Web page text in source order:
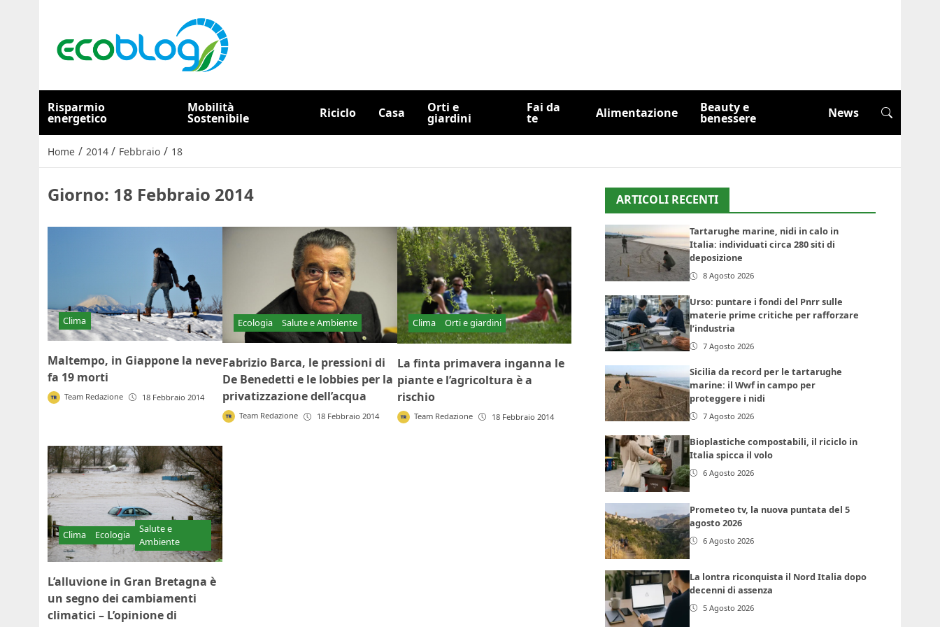
Risparmio
energetico
Mobilità
Sostenibile Riciclo Casa Orti e
giardini
Fai da
te Alimentazione Beauty e
benessere News
Home / 2014 / Febbraio / 18
Giorno: 18 Febbraio 2014
Clima
Maltempo, in Giappone la neve
fa 19 morti
Team Redazione 18 Febbraio 2014
Ecologia Salute e Ambiente
Fabrizio Barca, le pressioni di
De Benedetti e le lobbies per la
privatizzazione dell’acqua
Team Redazione 18 Febbraio 2014
Clima Orti e giardini
La finta primavera inganna le
piante e l’agricoltura è a
rischio
Team Redazione 18 Febbraio 2014
Clima Ecologia
Salute e
Ambiente
L’alluvione in Gran Bretagna è
un segno dei cambiamenti
climatici – L’opinione di
ARTICOLI RECENTI
Tartarughe marine, nidi in calo in
Italia: individuati circa 280 siti di
deposizione
8 Agosto 2026
Urso: puntare i fondi del Pnrr sulle
materie prime critiche per rafforzare
l’industria
7 Agosto 2026
Sicilia da record per le tartarughe
marine: il Wwf in campo per
proteggere i nidi
7 Agosto 2026
Bioplastiche compostabili, il riciclo in
Italia spicca il volo
6 Agosto 2026
Prometeo tv, la nuova puntata del 5
agosto 2026
6 Agosto 2026
La lontra riconquista il Nord Italia dopo
decenni di assenza
5 Agosto 2026